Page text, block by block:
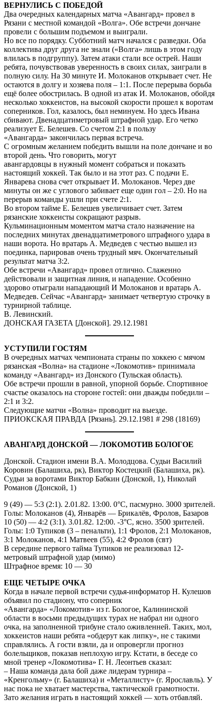
ВЕРНУЛИСЬ С ПОБЕДОЙ
Два очередных календарных матча «Авангард» провел в
Рязани с местной командой «Волга». Обе встречи дончане
провели с большим подъемом и выиграли.
Но все по порядку. Субботний матч начался с разведки. Оба
коллектива друг друга не знали («Волга» лишь в этом году
влилась в подгруппу). Затем атаки стали все острей. Наши
ребята, почувствовав уверенность в своих силах, заиграли в
полную силу. На 30 минуте И. Молоканов открывает счет. Не
остаются в долгу и хозяева поля – 1:1. После перерыва борьба
ещё более обострилась. В одной из атак И. Молоканов, обойдя
несколько хоккеистов, на высокой скорости прошел к воротам
соперников. Гол, казалось, был неминуем. Но здесь Ивана
сбивают. Двенадцатиметровый штрафной удар. Его четко
реализует Е. Белешев. Со счетом 2:1 в пользу
«Авангарда» закончилась первая встреча.
С огромным желанием победить вышли на поле дончане и во
второй день. Что говорить, могут
авангардовцы в нужный момент собраться и показать
настоящий хоккей. Так было и на этот раз. С подачи Е.
Январева снова счет открывает И. Молоканов. Через две
минуты он же с углового забивает еще один гол – 2:0. Но на
перерыв команды ушли при счете 2:1.
Во втором тайме Е. Белешев увеличивает счет. Затем
рязанские хоккеисты сокращают разрыв.
Кульминационным моментом матча стало назначение на
последних минутах двенадцатиметрового штрафного удара в
наши ворота. Но вратарь А. Медведев с честью вышел из
поединка, парировав очень трудный мяч. Окончательный
результат матча 3:2.
Обе встречи «Авангард» провел отлично. Слаженно
действовали и защитная линия, и нападение. Особенно
здорово отыграли нападающий И Молоканов и вратарь А.
Медведев. Сейчас «Авангард» занимает четвертую строчку в
турнирной таблице.
В. Левинский.
ДОНСКАЯ ГАЗЕТА [Донской]. 29.12.1981
УСТУПИЛИ ГОСТЯМ
В очередных матчах чемпионата страны по хоккею с мячом
рязанская «Волна» на стадионе «Локомотив» принимала
команду «Авангард» из Донского (Тульская область).
Обе встречи прошли в равной, упорной борьбе. Спортивное
счастье оказалось на стороне гостей: они дважды победили –
2:1 и 3:2.
Следующие матчи «Волна» проводит на выезде.
ПРИОКСКАЯ ПРАВДА [Рязань]. 29.12.1981 # 298 (18169)
АВАНГАРД ДОНСКОЙ — ЛОКОМОТИВ БОЛОГОЕ
Донской. Стадион имени В.А. Молодцова. Судьи Василий
Коровин (Балашиха, рк), Виктор Костецкий (Балашиха, рк).
Судьи за воротами Виктор Бабкин (Донской, 1), Николай
Романов (Донской, 1)
9 (49) — 5:3 (2:1). 2.01.82. 13:00. 0°С, пасмурно. 3000 зрителей.
Голы: Молоканов (4), Январёв — Брикалёв, Фролов, Базаров
10 (50) — 4:2 (3:1). 3.01.82. 12:00. -3°С, ясно. 3500 зрителей.
Голы: 1:0 Тупиков (3 – пенальти), 1:1 Фролов, 2:1 Молоканов,
3:1 Молоканов, 4:1 Матвеев (55), 4:2 Фролов (свт)
В середине первого тайма Тупиков не реализовал 12-
метровый штрафной удар (мимо)
Штрафное время: 10 — 30
ЕЩЕ ЧЕТЫРЕ ОЧКА
Когда в начале первой встречи судья-информатор Н. Кулешов
объявил по стадиону, что соперник
«Авангарда» «Локомотив» из г. Бологое, Калининской
области в восьми предыдущих турах не набрал ни одного
очка, на заполненной трибуне стало оживленней. Таких, мол,
хоккеистов наши ребята «обдерут как липку», не с такими
справлялись. А гости взяли, да и опровергли прогноз
болельщиков, показав неплохую игру. Кстати, в беседе со
мной тренер «Локомотива» Г. Н. Леонтьев сказал:
– Наша команда дала бой даже лидерам турнира –
«Кренгольму» (г. Балашиха) и «Металлисту» (г. Ярославль). У
нас пока не хватает мастерства, тактической грамотности.
Зато желания играть в настоящий хоккей — хоть отбавляй.